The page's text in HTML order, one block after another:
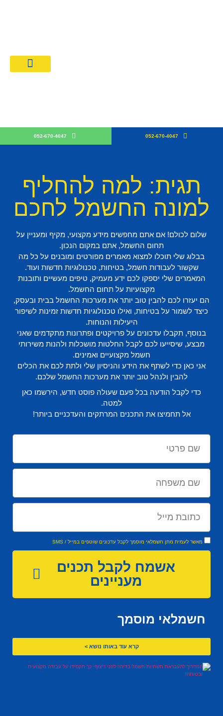
052-670-4047
052-670-4047
תגית: למה להחליף
למונה החשמל לחכם
שלום לכולם! אם אתם מחפשים מידע מקצועי, מקיף ומעניין על
תחום החשמל, אתם במקום הנכון.
בבלוג שלי תוכלו למצוא מאמרים מפורטים ומובנים על כל מה
שקשור לעבודות חשמל, בטיחות, טכנולוגיות חדשות ועוד.
המאמרים שלי יספקו לכם ידע מעמיק, טיפים מעשיים ותובנות
מקצועיות על תחום החשמל.
הם יעזרו לכם להבין טוב יותר את מערכות החשמל בבית ובעסק,
כיצד לשמור על בטיחות, ואילו טכנולוגיות חדשות זמינות לשיפור
היעילות והנוחות.
בנוסף, תקבלו עדכונים על פרויקטים ופתרונות מתקדמים שאני
מבצע, שיסייעו לכם לקבל החלטות מושכלות ולהנות משירותי
חשמל מקצועיים ואמינים.
אני כאן כדי לשתף את הידע והניסיון שלי ולתת לכם את הכלים
להבין ולנהל טוב יותר את מערכות החשמל שלכם.
כדי לקבל הודעה בכל פעם שעולה פוסט חדש, הירשמו כאן
למטה.
אל תחמיצו את התכנים המרתקים והעדכניים ביותר!
מאשר לעמית מתן חשמלאי מוסמך לקבל עדכונים שוטפים במייל / SMS
אשמח לקבל תכנים
מעניינים
חשמלאי מוסמך
קרא עוד באותו נושא >